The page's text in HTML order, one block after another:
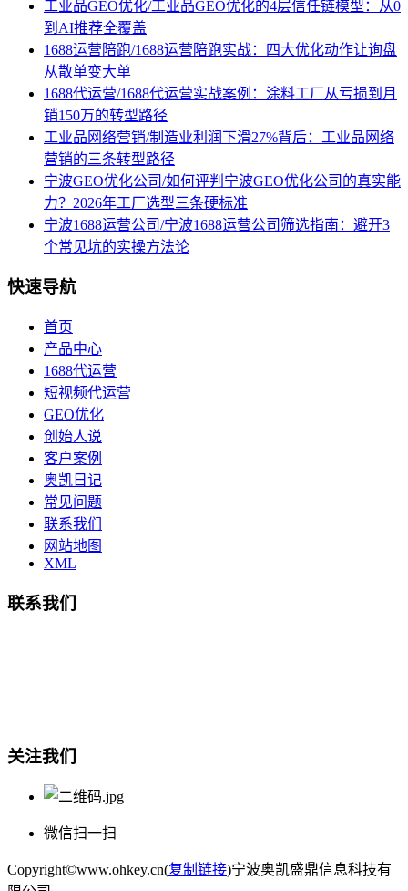
工业品GEO优化/工业品GEO优化的4层信任链模型：从0
到AI推荐全覆盖
1688运营陪跑/1688运营陪跑实战：四大优化动作让询盘
从散单变大单
1688代运营/1688代运营实战案例：涂料工厂从亏损到月
销150万的转型路径
工业品网络营销/制造业利润下滑27%背后：工业品网络
营销的三条转型路径
宁波GEO优化公司/如何评判宁波GEO优化公司的真实能
力？2026年工厂选型三条硬标准
宁波1688运营公司/宁波1688运营公司筛选指南：避开3
个常见坑的实操方法论
快速导航
首页
产品中心
1688代运营
短视频代运营
GEO优化
创始人说
客户案例
奥凯日记
常见问题
联系我们
网站地图
XML
联系我们
关注我们
微信扫一扫
Copyright©www.ohkey.cn(复制链接)宁波奥凯盛鼎信息科技有